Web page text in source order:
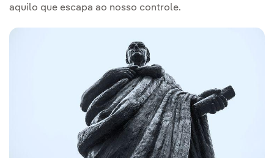
aquilo que escapa ao nosso controle.